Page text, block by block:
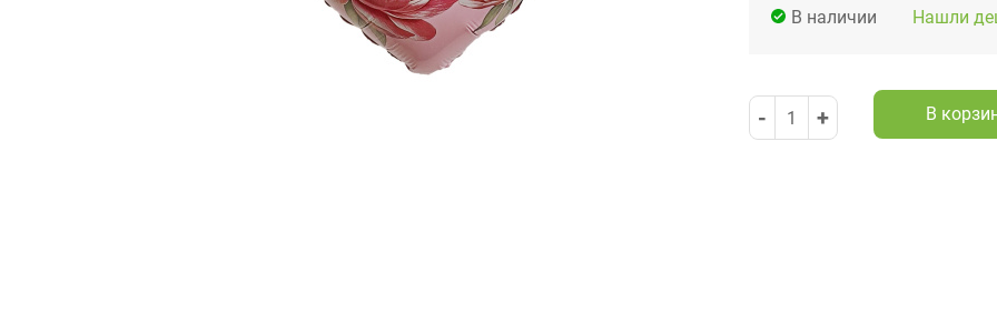
В наличии Нашли
- 1 + В